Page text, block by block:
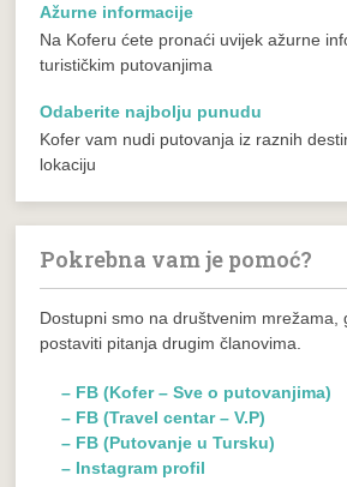
Ažurne informacije
Na Koferu ćete pronaći uvijek ažurne
turističkim putovanjima
Odaberite najbolju punudu
Kofer vam nudi putovanja iz raznih
lokaciju
Pokrebna vam je pomoć?
Dostupni smo na društvenim mrežama,
postaviti pitanja drugim članovima.
– FB (Kofer – Sve o putovanjima)
– FB (Travel centar – V.P)
– FB (Putovanje u Tursku)
– Instagram profil